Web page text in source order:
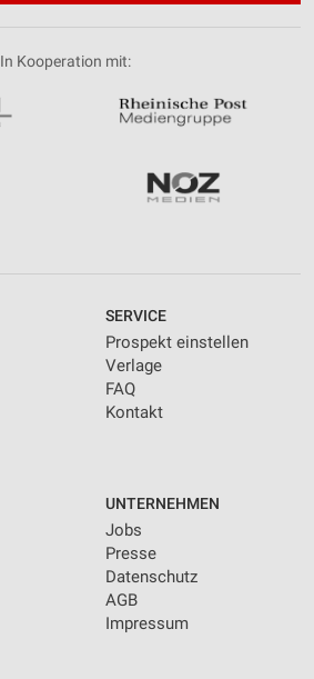
In Kooperation mit:
SERVICE
Prospekt einstellen
Verlage
FAQ
Kontakt
UNTERNEHMEN
Jobs
Presse
Datenschutz
AGB
Impressum